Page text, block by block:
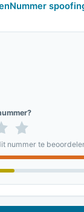
Nummer
nummer te